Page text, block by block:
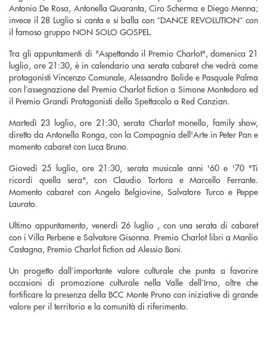
Antonio De Rosa, Antonella Quaranta, Ciro Scherma e Diego Menna;
invece il 28 Luglio si canta e si balla con “DANCE REVOLUTION” con
il famoso gruppo NON SOLO GOSPEL.
Tra gli appuntamenti di "Aspettando il Premio Charlot", domenica 21
luglio, ore 21:30, è in calendario una serata cabaret che vedrà come
protagonisti Vincenzo Comunale, Alessandro Bolide e Pasquale Palma
con l’assegnazione del Premio Charlot fiction a Simone Montedoro ed
il Premio Grandi Protagonisti dello Spettacolo a Red Canzian.
Martedì 23 luglio, ore 21:30, serata Charlot monello, family show,
diretto da Antonello Ronga, con la Compagnia dell'Arte in Peter Pan e
momento cabaret con Luca Bruno.
Giovedì 25 luglio, ore 21:30, serata musicale anni '60 e '70 "Ti
ricordi quella sera", con Claudio Tortora e Marcello Ferrante.
Momento cabaret con Angelo Belgiovine, Salvatore Turco e Peppe
Laurato.
Ultimo appuntamento, venerdì 26 luglio , con una serata di cabaret
con i Villa Perbene e Salvatore Gisonna. Premio Charlot libri a Manlio
Castagna, Premio Charlot fiction ad Alessio Boni.
Un progetto dall’importante valore culturale che punta a favorire
occasioni di promozione culturale nella Valle dell’Irno, oltre che
fortificare la presenza della BCC Monte Pruno con iniziative di grande
valore per il territorio e la comunità di riferimento.